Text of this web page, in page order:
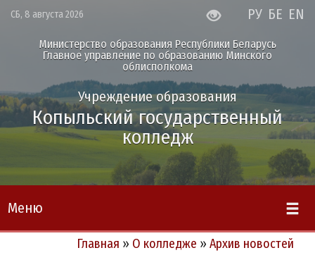
СБ, 8 августа 2026 РУ БЕ EN
Министерство образования Республики Беларусь
Главное управление по образованию Минского
облисполкома
Учреждение образования
Копыльский государственный
колледж
Меню
Главная » О колледже » Архив новостей